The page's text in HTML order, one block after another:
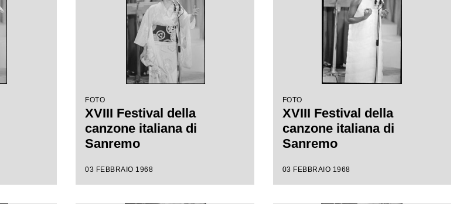
FOTO
XVIII Festival della
canzone italiana di
Sanremo
03 FEBBRAIO 1968
FOTO
XVIII Festival della
canzone italiana di
Sanremo
03 FEBBRAIO 1968